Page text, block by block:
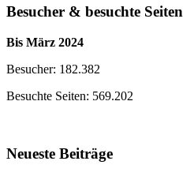
Beiträge
Besucher & besuchte Seiten
Bis März 2024
Besucher: 182.382
Besuchte Seiten: 569.202
Neueste Beiträge